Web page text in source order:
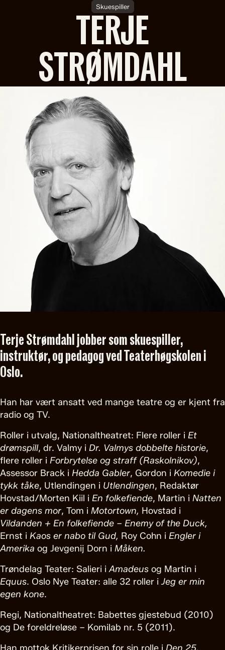
Skuespiller
TERJE
STRØMDAHL
Terje Strømdahl jobber som skuespiller,
instruktør, og pedagog ved Teaterhøgskolen i
Oslo.
Han har vært ansatt ved mange teatre og er kjent fra
radio og TV.
Roller i utvalg, Nationaltheatret: Flere roller i Et
drømspill, dr. Valmy i Dr. Valmys dobbelte historie,
flere roller i Forbrytelse og straff (Raskolnikov),
Assessor Brack i Hedda Gabler, Gordon i Komedie i
tykk tåke, Utlendingen i Utlendingen, Redaktør
Hovstad/Morten Kiil i En folkefiende, Martin i Natten
er dagens mor, Tom i Motortown, Hovstad i
Vildanden + En folkefiende – Enemy of the Duck,
Ernst i Kaos er nabo til Gud, Roy Cohn i Engler i
Amerika og Jevgenij Dorn i Måken.
Trøndelag Teater: Salieri iAmadeus og Martin i
Equus. Oslo Nye Teater: alle 32 roller iJeg er min
egen kone.
Regi, Nationaltheatret: Babettes gjestebud (2010)
og De foreldreløse – Komilab nr. 5 (2011).